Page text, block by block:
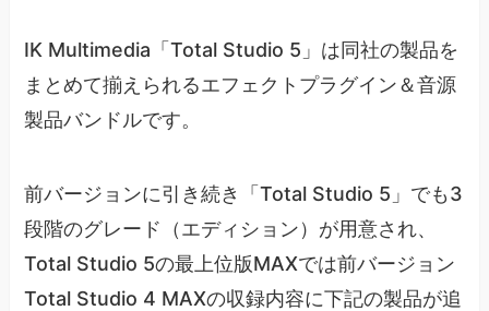
IK Multimedia「Total Studio 5」は同社の製品を
まとめて揃えられるエフェクトプラグイン＆音源
製品バンドルです。
前バージョンに引き続き「Total Studio 5」でも3
段階のグレード（エディション）が用意され、
Total Studio 5の最上位版MAXでは前バージョン
Total Studio 4 MAXの収録内容に下記の製品が追